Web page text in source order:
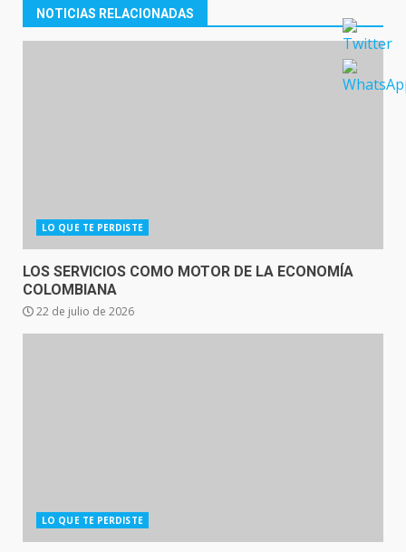
NOTICIAS RELACIONADAS
LO QUE TE PERDISTE
LOS SERVICIOS COMO MOTOR DE LA ECONOMÍA
COLOMBIANA
22 de julio de 2026
LO QUE TE PERDISTE